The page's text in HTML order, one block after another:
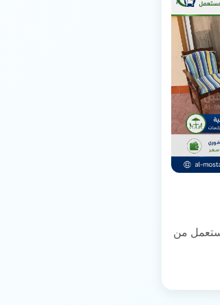
من